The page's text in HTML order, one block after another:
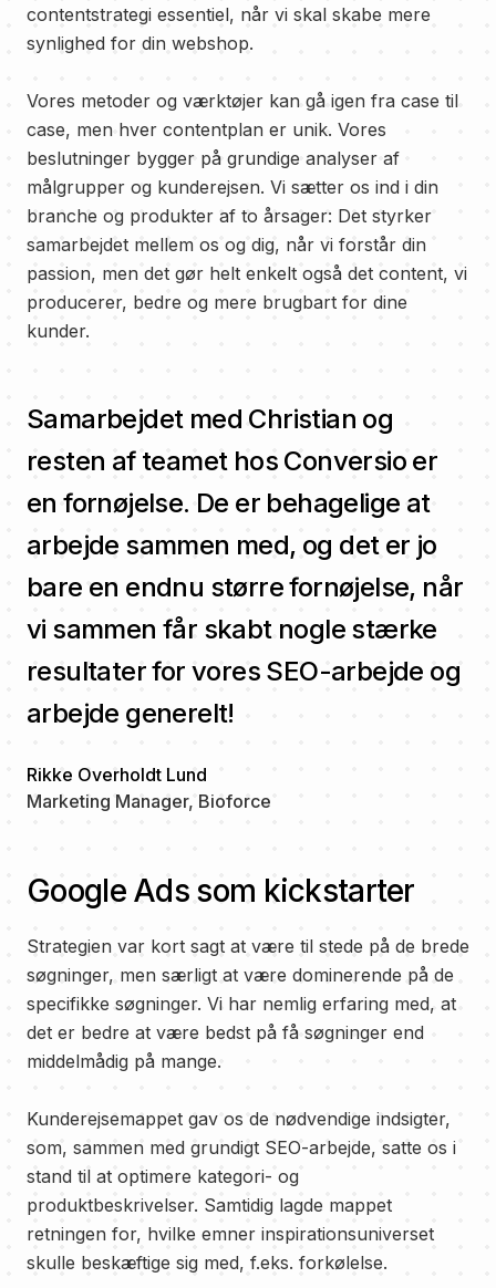
contentstrategi essentiel, når vi skal skabe mere
synlighed for din webshop.
Vores metoder og værktøjer kan gå igen fra case til
case, men hver contentplan er unik. Vores
beslutninger bygger på grundige analyser af
målgrupper og kunderejsen. Vi sætter os ind i din
branche og produkter af to årsager: Det styrker
samarbejdet mellem os og dig, når vi forstår din
passion, men det gør helt enkelt også det content, vi
producerer, bedre og mere brugbart for dine
kunder.
Samarbejdet med Christian og
resten af teamet hos Conversio er
en fornøjelse. De er behagelige at
arbejde sammen med, og det er jo
bare en endnu større fornøjelse, når
vi sammen får skabt nogle stærke
resultater for vores SEO-arbejde og
arbejde generelt!
Rikke Overholdt Lund
Marketing Manager, Bioforce
Google Ads som kickstarter
Strategien var kort sagt at være til stede på de brede
søgninger, men særligt at være dominerende på de
specifikke søgninger. Vi har nemlig erfaring med, at
det er bedre at være bedst på få søgninger end
middelmådig på mange.
Kunderejsemappet gav os de nødvendige indsigter,
som, sammen med grundigt SEO-arbejde, satte os i
stand til at optimere kategori- og
produktbeskrivelser. Samtidig lagde mappet
retningen for, hvilke emner inspirationsuniverset
skulle beskæftige sig med, f.eks. forkølelse.